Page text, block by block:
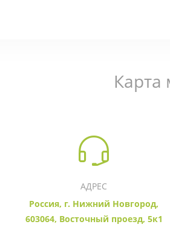
Карта
АДРЕС
Россия, г. Нижний Новгород,
603064, Восточный проезд, 5к1